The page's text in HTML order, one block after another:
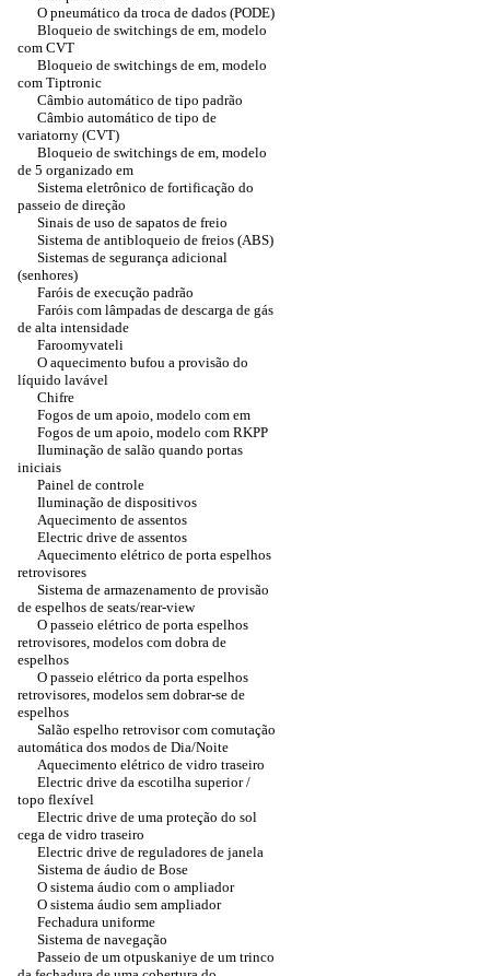
O pneumático da troca de dados (PODE)
Bloqueio de switchings de em, modelo
com CVT
Bloqueio de switchings de em, modelo
com Tiptronic
Câmbio automático de tipo padrão
Câmbio automático de tipo de
variatorny (CVT)
Bloqueio de switchings de em, modelo
de 5 organizado em
Sistema eletrônico de fortificação do
passeio de direção
Sinais de uso de sapatos de freio
Sistema de antibloqueio de freios (ABS)
Sistemas de segurança adicional
(senhores)
Faróis de execução padrão
Faróis com lâmpadas de descarga de gás
de alta intensidade
Faroomyvateli
O aquecimento bufou a provisão do
líquido lavável
Chifre
Fogos de um apoio, modelo com em
Fogos de um apoio, modelo com RKPP
Iluminação de salão quando portas
iniciais
Painel de controle
Iluminação de dispositivos
Aquecimento de assentos
Electric drive de assentos
Aquecimento elétrico de porta espelhos
retrovisores
Sistema de armazenamento de provisão
de espelhos de seats/rear-view
O passeio elétrico de porta espelhos
retrovisores, modelos com dobra de
espelhos
O passeio elétrico da porta espelhos
retrovisores, modelos sem dobrar-se de
espelhos
Salão espelho retrovisor com comutação
automática dos modos de Dia/Noite
Aquecimento elétrico de vidro traseiro
Electric drive da escotilha superior /
topo flexível
Electric drive de uma proteção do sol
cega de vidro traseiro
Electric drive de reguladores de janela
Sistema de áudio de Bose
O sistema áudio com o ampliador
O sistema áudio sem ampliador
Fechadura uniforme
Sistema de navegação
Passeio de um otpuskaniye de um trinco